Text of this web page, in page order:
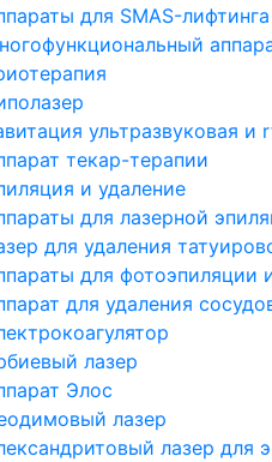
для SMAS-лифтинга
ультразвуковая и
текар-терапии
и удаление
для лазерной
для удаления
для фотоэпиляции
для удаления
лазер
Элос
лазер
лазер для